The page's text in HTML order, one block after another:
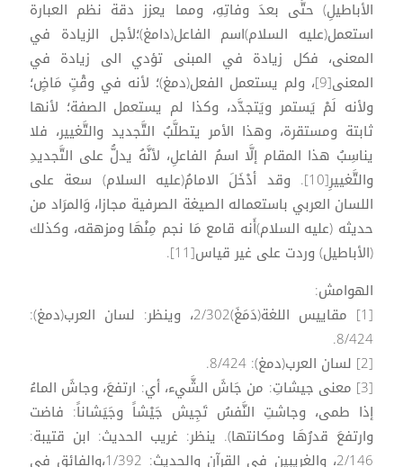
الأباطيلِ) حتَّى بعدَ وفاتِهِ، ومما يعزز دقة نظم العبارة
استعمل(عليه السلام)اسم الفاعل(دامغ)؛لأجل الزيادة في
المعنى، فكل زيادة في المبنى تؤدي الى زيادة في
المعنى[9]، ولم يستعمل الفعل(دمغ)؛ لأنه في وقْتٍ مَاضٍ؛
ولأنه لَمْ يَستمر ويَتجدَّد، وكذا لم يستعمل الصفة؛ لأنها
ثابتة ومستقرة، وهذا الأمر يتطلَّبُ التَّجديد والتَّغيير، فلا
يناسِبُ هذا المقام إلَّا اسمُ الفاعلِ، لأنَّهُ يدلُّ على التَّجديدِ
والتَّغييرِ[10]. وقد أدْخَلَ الامامُ(عليه السلام) سعة على
اللسان العربي باستعماله الصيغة الصرفية مجازا، وَالمرَاد من
حديثه (عليه السلام)أَنه قامع مَا نجم مِنْهَا ومزهقه، وكذلك
(الأباطيل) وردت على غير قياس[11].
الهوامش:
[1] مقاييس اللغة(دَمَغَ)2/302، وينظر: لسان العرب(دمغ):
8/424.
[2] لسان العرب(دمغ): 8/424.
[3] معنى جيشاتِ: من جَاشَ الشَّيء، أي: ارتفعَ، وجاشَ الماءُ
إذا طمى، وجاشتِ النَّفسُ تَجِيش جَيْشاً وجَيَشاناً: فاضت
وارتفعَ قدرُهَا ومكانتها). ينظر: غريب الحديث: ابن قتيبة:
2/146، والغريبين في القرآن والحديث: 1/392،والفائق في